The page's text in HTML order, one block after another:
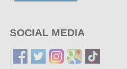
SOCIAL MEDIA